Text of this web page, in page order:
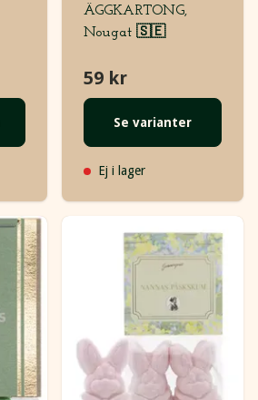
ÄGGKARTONG,
Nougat 🇸🇪
59 kr
Se varianter
Ej i lager